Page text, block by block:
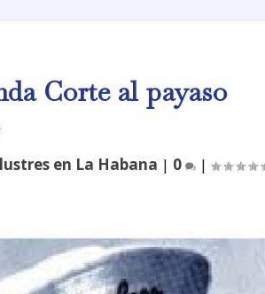
Corte al payaso
en La Habana | 0 |